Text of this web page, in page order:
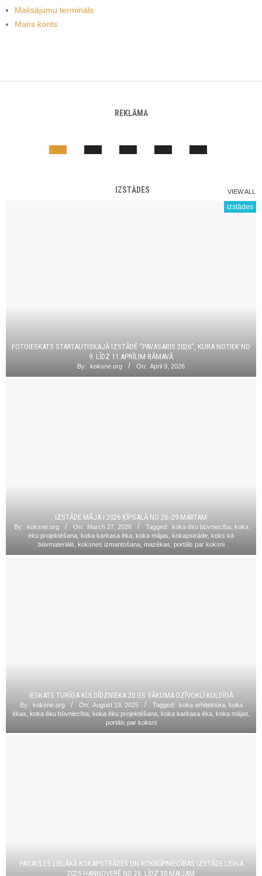
Maksājumu termināls
Mans konts
REKLĀMA
IZSTĀDES VIEW ALL
izstādes
FOTOIESKATS STARTAUTISKAJĀ IZSTĀDĒ “PAVASARIS 2026”, KURA NOTIEK NO
9. LĪDZ 11.APRĪLIM RĀMAVĀ
By: koksne.org On: April 9, 2026
IZSTĀDE MĀJA I 2026 ĶĪPSALĀ NO 26.-29.MARTAM
By: koksne.org On: March 27, 2026 Tagged: koka ēku būvniecība
koka
ēku projektēšana koka karkasa ēka koka mājas kokapstrāde koks kā
būvmateriāls koksnes izmantošana, mazēkas portāls par koksni
IESKATS TURĪGA KULDĪDZNIEKA 20.GS SĀKUMA DZĪVOKLĪ KULDĪGĀ
By: koksne.org On: August 19, 2025 Tagged: koka arhitektūra
koka
ēkas koka ēku būvniecība, koka ēku projektēšana, koka karkasa ēka, koka mājas
portāls par koksni
PASAULES LIELĀKĀ KOKAPSTRĀDES UN KOKRŪPNIECĪBAS IZSTĀDE LIGNA
2025 HANNOVERĒ NO 26. LĪDZ 30.MAIJAM